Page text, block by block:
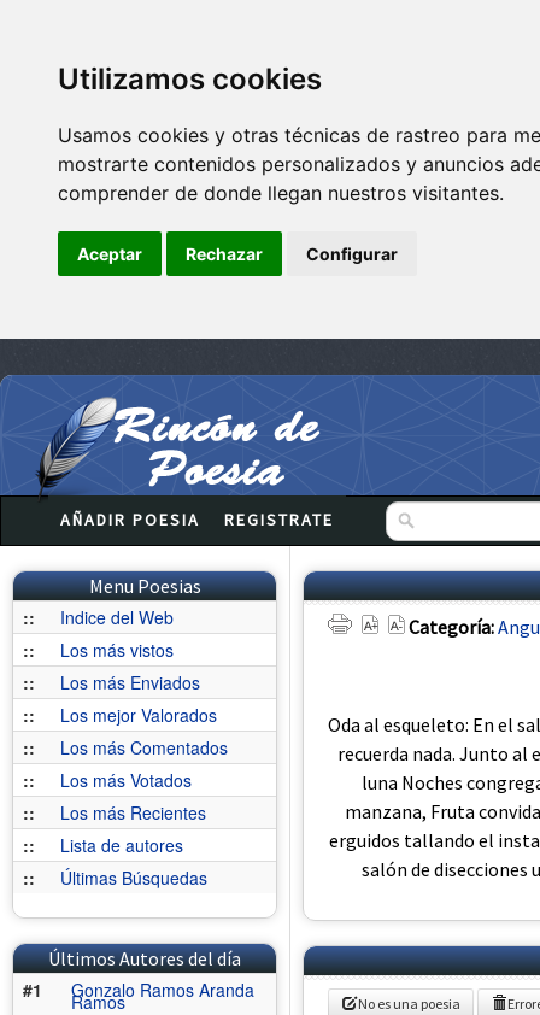
Utilizamos cookies
Usamos cookies y otras técnicas de rastreo para
mostrarte contenidos personalizados y anuncios
comprender de donde llegan nuestros visitantes.
Aceptar Rechazar Configurar
AÑADIR POESIA REGISTRATE
Menu Poesias
::
Indice del Web
::
Los más vistos
::
Los más Enviados
::
Los mejor Valorados
::
Los más Comentados
::
Los más Votados
::
Los más Recientes
::
Lista de autores
::
Últimas Búsquedas
Últimos Autores del día
#1
Gonzalo Ramos Aranda
Ramos
Categoría:
Oda al esqueleto: En el
recuerda nada. Junto al
luna Noches
manzana, Fruta
erguidos tallando el
salón de disecciones
No es una poesia